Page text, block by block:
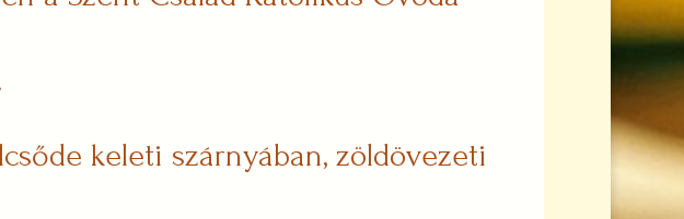
keleti szárnyában, zöldövezeti